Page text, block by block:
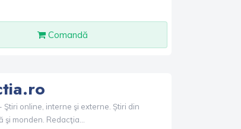
Comandă
Ştiri online, interne şi externe. Știri din
şi monden. Redacţia...